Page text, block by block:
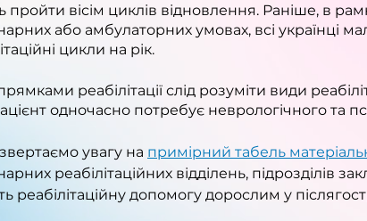
пройти вісім циклів відновлення. Раніше, в
або амбулаторних умовах, всі українці
цикли на рік.
реабілітації слід розуміти види
одночасно потребує неврологічного та
увагу на примірний табель
реабілітаційних відділень, підрозділів
реабілітаційну допомогу дорослим у